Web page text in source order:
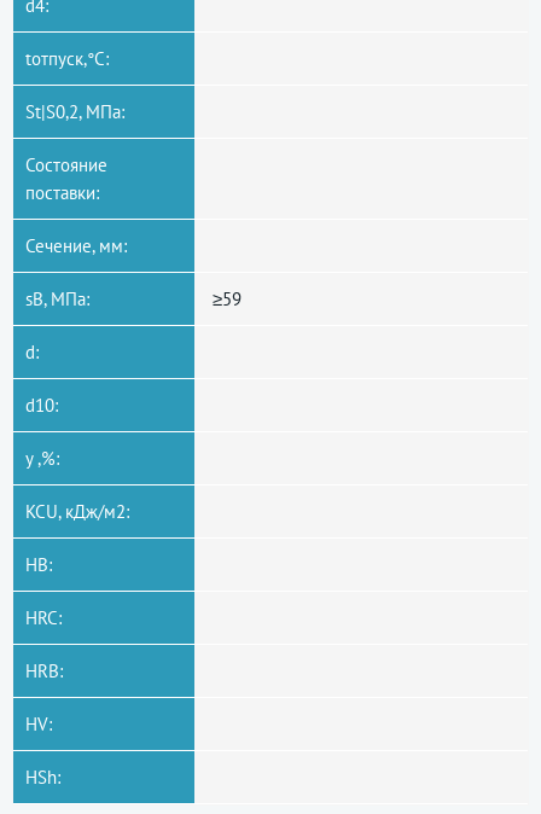
d4:
tотпуск,°C:
St|S0,2, МПа:
Состояние
поставки:
Сечение, мм:
sB, МПа: ≥59
d:
d10:
y ,%:
KCU, кДж/м2:
HB:
HRC:
HRB:
HV:
HSh: